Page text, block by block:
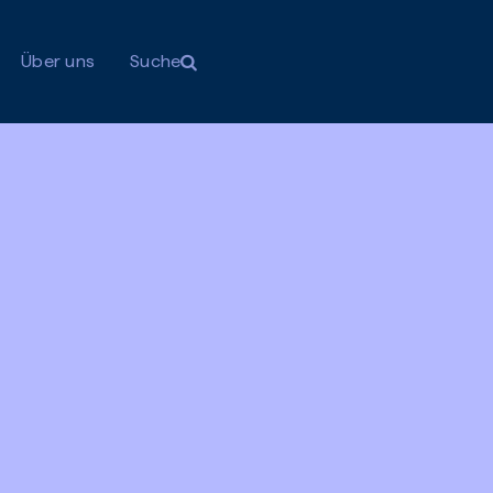
Über uns Suche